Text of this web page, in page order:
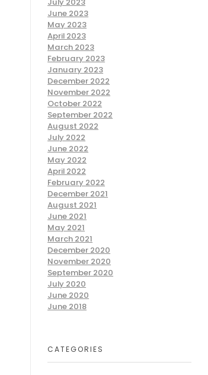
July 2023
June 2023
May 2023
April 2023
March 2023
February 2023
January 2023
December 2022
November 2022
October 2022
September 2022
August 2022
July 2022
June 2022
May 2022
April 2022
February 2022
December 2021
August 2021
June 2021
May 2021
March 2021
December 2020
November 2020
September 2020
July 2020
June 2020
June 2018
CATEGORIES